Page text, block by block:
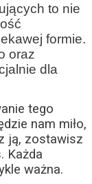
to nie
formie.
oraz
dla
tego
nam miło,
ją, zostawisz
Każda
ważna.